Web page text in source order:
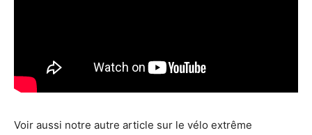
Voir aussi notre autre article sur le vélo extrême